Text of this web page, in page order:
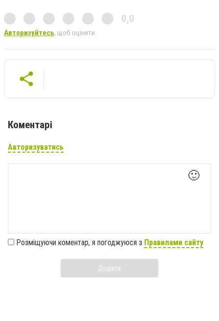
0,0
Авторизуйтесь, щоб оцінити
Коментарі
Авторизуватись
🙂
Розміщуючи коментар, я погоджуюся з Правилами сайту
Додати